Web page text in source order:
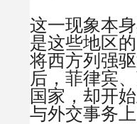
这一现象本
是这些地区
将西方列强
后，菲律宾
国家，却开
与外交事务